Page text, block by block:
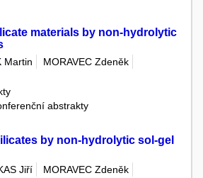
materials by non-hydrolytic
Martin
MORAVEC Zdeněk
abstrakty
by non-hydrolytic sol-gel
Jiří
MORAVEC Zdeněk